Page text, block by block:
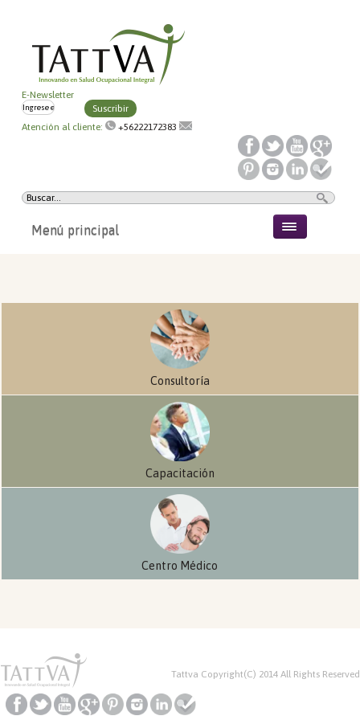
E-Newsletter
Suscribir
Atención al cliente:
+56222172383
Menú principal
Consultoría
Capacitación
Centro Médico
Tattva Copyright(C) 2014 All Rights Reserved